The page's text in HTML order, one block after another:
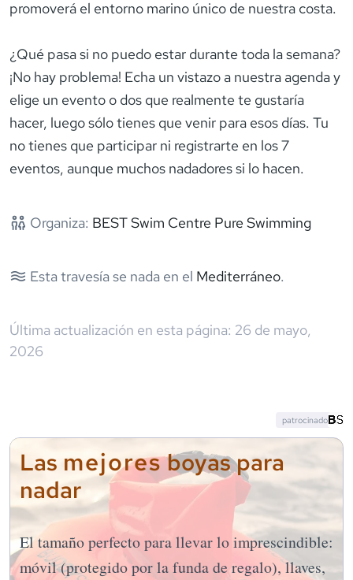
promoverá el entorno marino único de nuestra costa.
¿Qué pasa si no puedo estar durante toda la semana?
¡No hay problema! Echa un vistazo a nuestra agenda y
elige un evento o dos que realmente te gustaría
hacer, luego sólo tienes que venir para esos días. Tu
no tienes que participar ni registrarte en los 7
eventos, aunque muchos nadadores si lo hacen.
Organiza: BEST Swim Centre Pure Swimming
Esta travesía se nada en el Mediterráneo.
Última actualización en esta página: 26 de mayo,
2026
Las mejoresboyas para
nadar
El tamaño perfecto para llevar lo imprescindible:
móvil (protegido por la funda de regalo), llaves,
patrocinado